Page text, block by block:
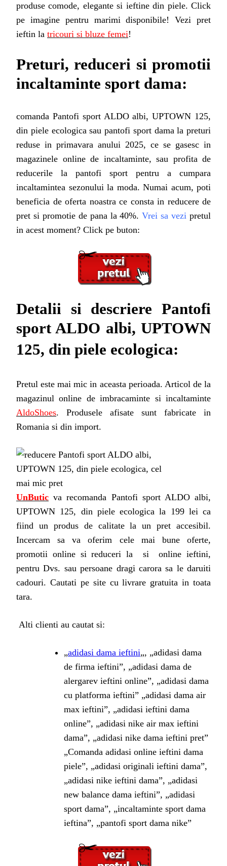
produse comode, elegante si ieftine din piele. Click
pe imagine pentru marimi disponibile! Vezi pret
ieftin la tricouri si bluze femei!
Preturi, reduceri si promotii
incaltaminte sport dama:
comanda Pantofi sport ALDO albi, UPTOWN 125,
din piele ecologica sau pantofi sport dama la preturi
reduse in primavara anului 2025, ce se gasesc in
magazinele online de incaltaminte, sau profita de
reducerile la pantofi sport pentru a cumpara
incaltamintea sezonului la moda. Numai acum, poti
beneficia de oferta noastra ce consta in reducere de
pret si promotie de pana la 40%.Vrei sa vezipretul
in acest moment? Click pe buton:
Detalii si descriere Pantofi
sport ALDO albi, UPTOWN
125, din piele ecologica:
Pretul este mai mic in aceasta perioada. Articol de la
magazinul online de imbracaminte si incaltaminte
AldoShoes. Produsele afisate sunt fabricate in
Romania si din import.
UnButic va recomanda Pantofi sport ALDO albi,
UPTOWN 125, din piele ecologica la 199 lei ca
fiind un produs de calitate la un pret accesibil.
Incercam sa va oferim cele mai bune oferte,
promotii online si reduceri la si online ieftini,
pentru Dvs. sau persoane dragi carora sa le daruiti
cadouri. Cautati pe site cu livrare gratuita in toata
tara.
Alti clienti au cautat si:
„adidasi dama ieftini„, „adidasi dama
de firma ieftini”, „adidasi dama de
alergarev ieftini online”, „adidasi dama
cu platforma ieftini” „adidasi dama air
max ieftini”, „adidasi ieftini dama
online”, „adidasi nike air max ieftini
dama”, „adidasi nike dama ieftini pret”
„Comanda adidasi online ieftini dama
piele”, „adidasi originali ieftini dama”,
„adidasi nike ieftini dama”, „adidasi
new balance dama ieftini”, „adidasi
sport dama”, „incaltaminte sport dama
ieftina”, „pantofi sport dama nike”